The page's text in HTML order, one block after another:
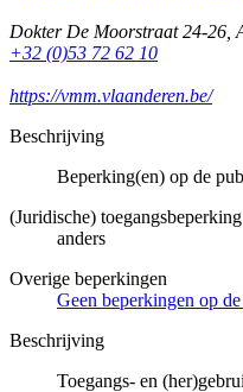
Dokter De Moorstraat 24-26
+32 (0)53 72 62 10
https://vmm.vlaanderen.be/
Beschrijving
Beperking(en) op de
(Juridische) toegangsbeperking
anders
Overige beperkingen
Geen beperkingen op
Beschrijving
Toegangs- en